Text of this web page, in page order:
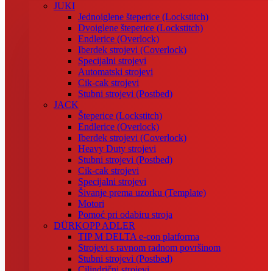
JUKI
Jednoiglene šteperice (Lockstitch)
Dvoiglene šteperice (Lockstitch)
Endlerice (Overlock)
Iberdek strojevi (Coverlock)
Specijalni strojevi
Automatski strojevi
Cik-cak strojevi
Stubni strojevi (Postbed)
JACK
Šteperice (Lockstitch)
Endlerice (Overlock)
Iberdek strojevi (Coverlock)
Heavy Duty strojevi
Stubni strojevi (Postbed)
Cik-cak strojevi
Specijalni strojevi
Šivanje prema uzorku (Template)
Motori
Pomoć pri odabiru stroja
DÜRKOPP ADLER
TIP M DELTA e-con platforma
Strojevi s ravnom radnom površinom
Stubni strojevi (Postbed)